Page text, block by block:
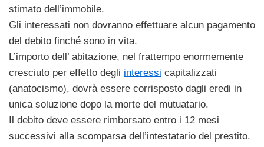
stimato dell’immobile.
Gli interessati non dovranno effettuare alcun pagamento
del debito finché sono in vita.
L’importo dell’ abitazione, nel frattempo enormemente
cresciuto per effetto degli interessi capitalizzati
(anatocismo), dovrà essere corrisposto dagli eredi in
unica soluzione dopo la morte del mutuatario.
Il debito deve essere rimborsato entro i 12 mesi
successivi alla scomparsa dell’intestatario del prestito.